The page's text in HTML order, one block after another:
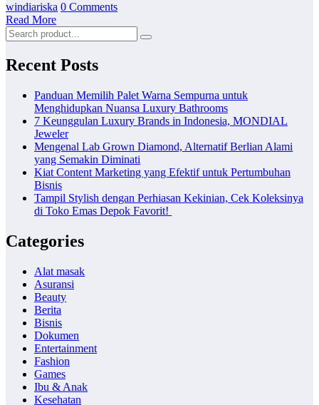
windiariska 0 Comments
Read More
Recent Posts
Panduan Memilih Palet Warna Sempurna untuk
Menghidupkan Nuansa Luxury Bathrooms
7 Keunggulan Luxury Brands in Indonesia, MONDIAL
Jeweler
Mengenal Lab Grown Diamond, Alternatif Berlian Alami
yang Semakin Diminati
Kiat Content Marketing yang Efektif untuk Pertumbuhan
Bisnis
Tampil Stylish dengan Perhiasan Kekinian, Cek Koleksinya
di Toko Emas Depok Favorit!
Categories
Alat masak
Asuransi
Beauty
Berita
Bisnis
Dokumen
Entertainment
Fashion
Games
Ibu & Anak
Kesehatan